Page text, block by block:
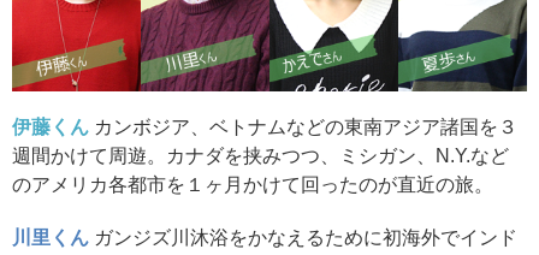
伊藤くん カンボジア、ベトナムなどの東南アジア諸国を３
週間かけて周遊。カナダを挟みつつ、ミシガン、N.Y.など
のアメリカ各都市を１ヶ月かけて回ったのが直近の旅。
川里くん ガンジズ川沐浴をかなえるために初海外でインド